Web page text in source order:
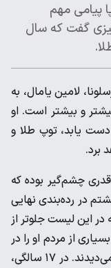
پیامی مهم
گفت که سال
لامین یامال، به
و بیشتر است. او
دست یابد، توپ طلا و
برد.
چشم‌گیر بوده که
در رده‌بندی نهایی
در این لیست جلوتر از
از مردم او را در
جمع سه نفر اول یا در بالاترین موقعیت‌ها می‌دیدند. در ۱۷ سالگی،